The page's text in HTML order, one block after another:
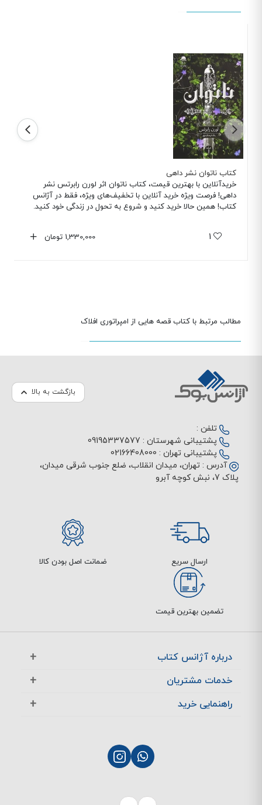
کتاب ناتوان نشر داهی
خریدآنلاین با بهترین قیمت، کتاب ناتوان اثر لورن رابرتس نشر
داهی! فرصت ویژه خرید آنلاین با تخفیف‌های ویژه، فقط در آژانس
کتاب! همین حالا خرید کنید و شروع به تحول در زندگی خود کنید.
1,330,000 تومان
مطالب مرتبط با کتاب قصه هایی از امپراتوری افلاک
بازگشت به بالا
تلفن :
پشتیبانی شهرستان : 09195337577
پشتیبانی تهران : 02166408000
آدرس : تهران، میدان انقلاب، ضلع جنوب شرقی میدان،
پلاک 7، نبش کوچه آبرو
ارسال سریع ضمانت اصل بودن کالا
تضمین بهترین قیمت
درباره آژانس کتاب
آژانس بوک در یک نگاه
سوالات متداول
خدمات مشتریان
راهنمایی خرید